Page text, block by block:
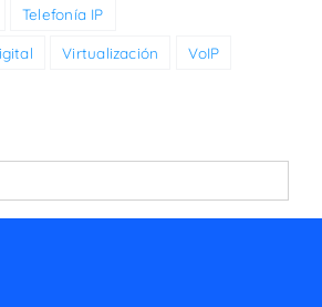
Telefonía IP
Virtualización VoIP